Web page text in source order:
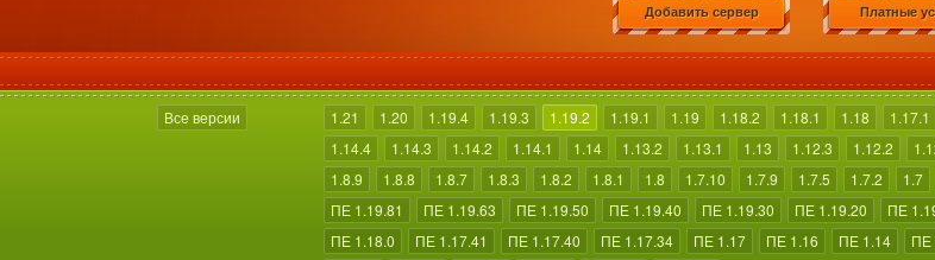
Добавить сервер Платные
Все версии 1.21 1.20 1.19.4 1.19.3 1.19.2 1.19.1 1.19 1.18.2 1.18.1 1.18 1.17.1
1.14.4
1.14.3 1.14.2 1.14.1 1.14 1.13.2 1.13.1 1.13 1.12.3 1.12.2
1.8.9
1.8.8 1.8.7 1.8.3 1.8.2 1.8.1 1.8 1.7.10 1.7.9 1.7.5 1.7.2 1.7
ПЕ 1.19.81
ПЕ 1.19.63 ПЕ 1.19.50 ПЕ 1.19.40 ПЕ 1.19.30 ПЕ 1.19.20 ПЕ
ПЕ 1.18.0
ПЕ 1.17.41 ПЕ 1.17.40 ПЕ 1.17.34 ПЕ 1.17 ПЕ 1.16 ПЕ 1.14 ПЕ